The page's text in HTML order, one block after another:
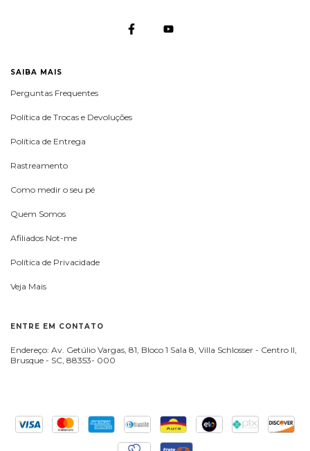
SAIBA MAIS
Perguntas Frequentes
Política de Trocas e Devoluções
Política de Entrega
Rastreamento
Como medir o seu pé
Quem Somos
Afiliados Not-me
Política de Privacidade
Veja Mais
ENTRE EM CONTATO
Endereço: Av. Getúlio Vargas, 81, Bloco 1 Sala 8, Villa Schlosser - Centro II,
Brusque - SC, 88353- 000